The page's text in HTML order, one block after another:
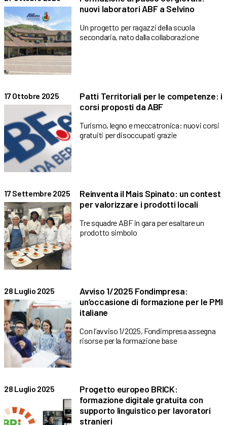
nuovi laboratori ABF a Selvino
Un progetto per ragazzi della scuola
secondaria, nato dalla collaborazione
17 Ottobre 2025
Patti Territoriali per le competenze: i
corsi proposti da ABF
Turismo, legno e meccatronica: nuovi corsi
gratuiti per disoccupati grazie
17 Settembre 2025
Reinventa il Mais Spinato: un contest
per valorizzare i prodotti locali
Tre squadre ABF in gara per esaltare un
prodotto simbolo
28 Luglio 2025
Avviso 1/2025 Fondimpresa:
un’occasione di formazione per le PMI
italiane
Con l’avviso 1/2025, Fondimpresa assegna
risorse per la formazione base
28 Luglio 2025
Progetto europeo BRICK:
formazione digitale gratuita con
supporto linguistico per lavoratori
stranieri